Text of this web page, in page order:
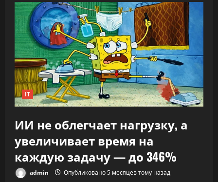
знает,
что
делать»:
CEO
OpenAI
заявил,
что
ИИ
переписывает
правила
капитализма
IT
ИИ не облегчает нагрузку, а
увеличивает время на
каждую задачу — до 346%
admin Опубликовано 5 месяцев тому назад